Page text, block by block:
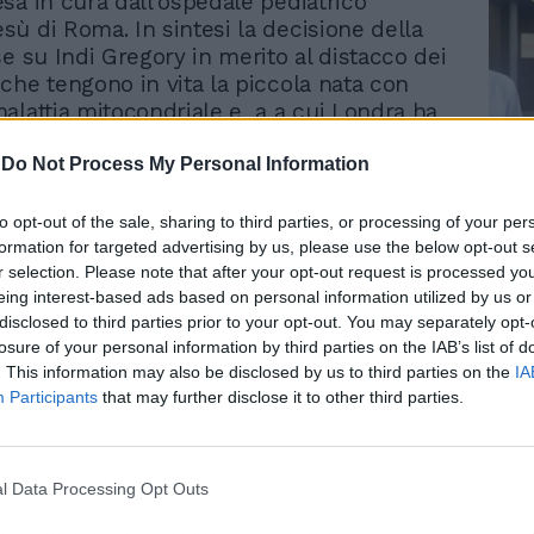
Do Not Process My Personal Information
opt-out of the sale, sharing to third parties, or processing of your
for targeted advertising by us, please use the below opt-out
selection. Please note that after your opt-out request is processed
interest-based ads based on personal information utilized by us
to third parties prior to your opt-out. You may separately
of your personal information by third parties on the IAB’s list of
This information may also be disclosed by us to third parties on the
Participants that may further disclose it to other third parties.
Data Processing Opt Outs
di Roma. In sintesi la decisione della
su Indi Gregory in merito al distacco dei
tengono in vita la piccola nata con
mitocondriale e a a cui Londra ha
la quale i genitori chiedono il
dei giudici inglesi nel voler
alla vita di questa piccola combattente
il parere medico contrario dell’Ospedale
è qualcosa di semplicemente
su X Pro Vita & Famiglia.
detto ha parlato di altri percorsi.
trasferimento in Italia di Indi, in base alla
Consiglio, Giorgia Meloni, ha avanzato
Rudy Giuliani a Come States?
Trump, Meloni e la strategia
americana